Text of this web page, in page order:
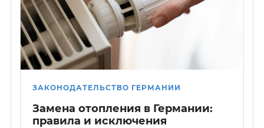
ЗАКОНОДАТЕЛЬСТВО ГЕРМАНИИ
Замена отопления в Германии:
правила и исключения